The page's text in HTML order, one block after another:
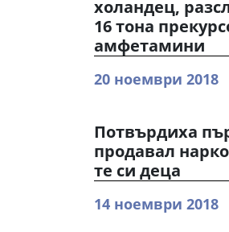
холандец,
16 тона
амфетамини
20 ноември 2018
Потвърдиха
продавал
те си деца
14 ноември 2018